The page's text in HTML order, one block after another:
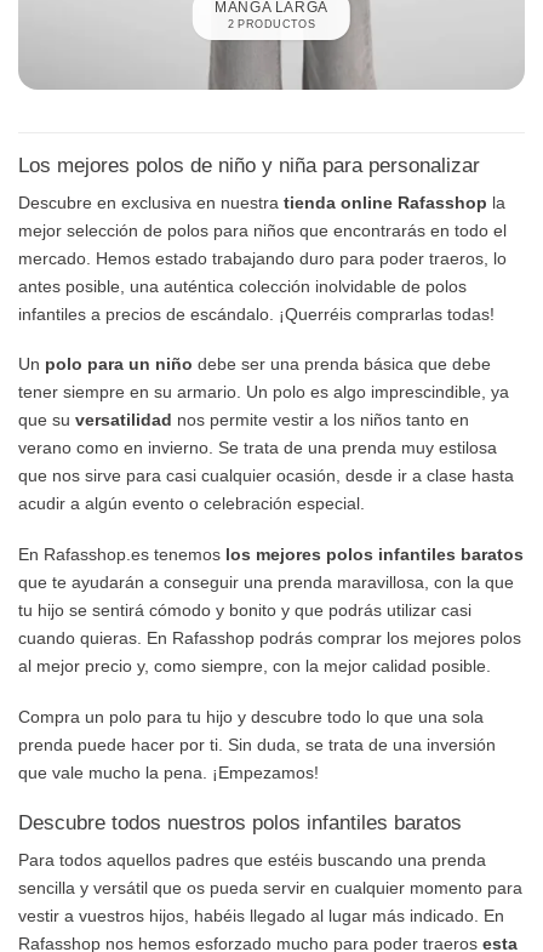
MANGA LARGA
2 PRODUCTOS
Los mejores polos de niño y niña para personalizar
Descubre en exclusiva en nuestra tienda online Rafasshop la
mejor selección de polos para niños que encontrarás en todo el
mercado. Hemos estado trabajando duro para poder traeros, lo
antes posible, una auténtica colección inolvidable de polos
infantiles a precios de escándalo. ¡Querréis comprarlas todas!
Un polo para un niño debe ser una prenda básica que debe
tener siempre en su armario. Un polo es algo imprescindible, ya
que su versatilidad nos permite vestir a los niños tanto en
verano como en invierno. Se trata de una prenda muy estilosa
que nos sirve para casi cualquier ocasión, desde ir a clase hasta
acudir a algún evento o celebración especial.
En Rafasshop.es tenemos los mejores polos infantiles baratos
que te ayudarán a conseguir una prenda maravillosa, con la que
tu hijo se sentirá cómodo y bonito y que podrás utilizar casi
cuando quieras. En Rafasshop podrás comprar los mejores polos
al mejor precio y, como siempre, con la mejor calidad posible.
Compra un polo para tu hijo y descubre todo lo que una sola
prenda puede hacer por ti. Sin duda, se trata de una inversión
que vale mucho la pena. ¡Empezamos!
Descubre todos nuestros polos infantiles baratos
Para todos aquellos padres que estéis buscando una prenda
sencilla y versátil que os pueda servir en cualquier momento para
vestir a vuestros hijos, habéis llegado al lugar más indicado. En
Rafasshop nos hemos esforzado mucho para poder traeros esta